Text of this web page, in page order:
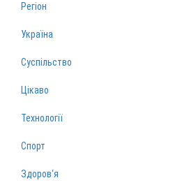
Регіон
Україна
Суспільство
Цікаво
Технології
Спорт
Здоров‘я